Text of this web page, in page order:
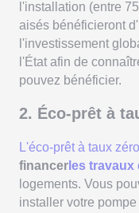
l'installation (entre
aisés bénéficieront
l'investissement
l'État afin de
pouvez bénéficier.
2. Éco-prêt à
L'éco-prêt à taux zéro
financer les
logements. Vous
installer votre